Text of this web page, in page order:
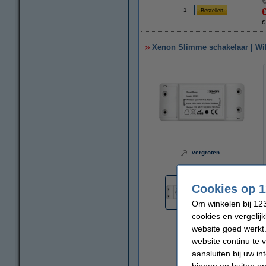
Xenon Slimme schakelaar |
vergroten
Cookies op
Om winkelen bij
cookies en
website goed
website continu te
aansluiten bij uw